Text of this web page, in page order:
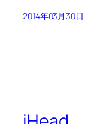
2014年03月30日